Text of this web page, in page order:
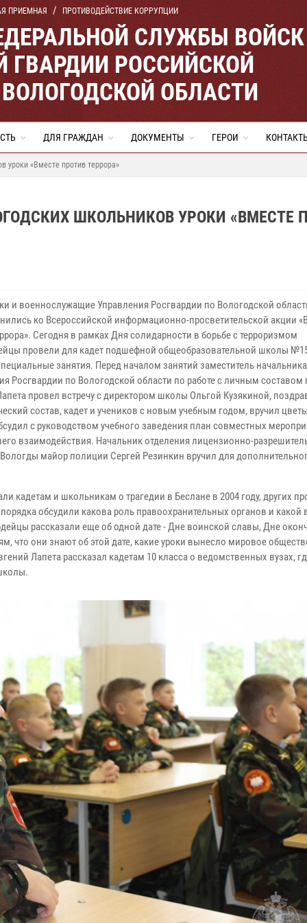
ПРИЕМНАЯ ПРОТИВОДЕЙСТВИЕ КОРРУПЦИИ
СЛУЖБЫ ВОЙСК
ГВАРДИИ РОССИЙСКОЙ
ОБЛАСТИ
ДЛЯ ГРАЖДАН ДОКУМЕНТЫ ГЕРОИ
уроки «Вместе против террора»
ШКОЛЬНИКОВ УРОКИ «ВМЕСТЕ
и военнослужащие Управления Росгвардии по Вологодской
ко Всероссийской информационно-просветительской акции
Сегодня в рамках Дня солидарности в борьбе с терроризмом
провели для кадет подшефной общеобразовательной школы
занятия. Перед началом занятий заместитель
Росгвардии по Вологодской области по работе с личным
провел встречу с директором школы Ольгой Кузякиной,
состав, кадет и учеников с новым учебным годом, вручил
с руководством учебного заведения план совместных
взаимодействия. Начальник отделения лицензионно-
майор полиции Сергей Резинкин вручил для
кадетам и школьникам о трагедии в Беслане в 2004 году, других
обсудили какова роль правоохранительных органов и какой
рассказали еще об одной дате - Дне воинской славы, Дне
что они знают об этой дате, какие уроки вынесло мировое
Лапета рассказал кадетам 10 класса о ведомственных вузах,